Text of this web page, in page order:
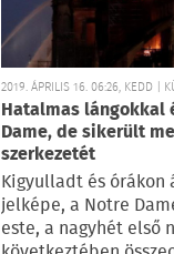
2019. ÁPRILIS 16. 06:26, KEDD |
Hatalmas lángokkal
Dame, de sikerült
szerkezetét
Kigyulladt és órákon
jelképe, a Notre
este, a nagyhét első